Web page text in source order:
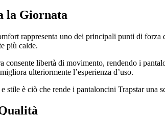
la Giornata
rappresenta uno dei principali punti di
più calde.
consente libertà di movimento, rendendo i
ulteriormente l’esperienza d’uso.
stile è ciò che rende i pantaloncini Trapstar una